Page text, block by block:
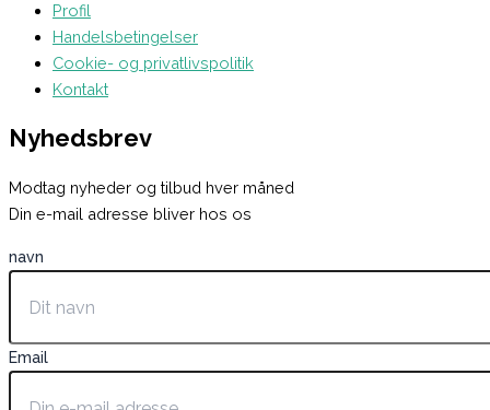
Profil
Handelsbetingelser
Cookie- og privatlivspolitik
Kontakt
Nyhedsbrev
Modtag nyheder og tilbud hver måned
Din e-mail adresse bliver hos os
navn
Email